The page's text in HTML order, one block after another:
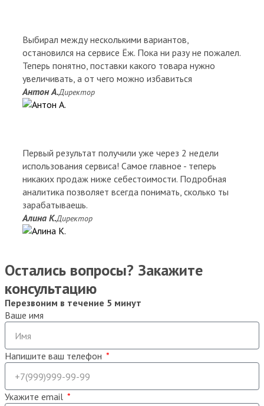
Выбирал между несколькими вариантов,
остановился на сервисе Ёж. Пока ни разу не пожалел.
Теперь понятно, поставки какого товара нужно
увеличивать, а от чего можно избавиться
Антон А.Директор
Первый результат получили уже через 2 недели
использования сервиса! Самое главное - теперь
никаких продаж ниже себестоимости. Подробная
аналитика позволяет всегда понимать, сколько ты
зарабатываешь.
Алина К.Директор
Остались вопросы? Закажите
консультацию
Перезвоним в течение 5 минут
Ваше имя
Напишите ваш телефон
Укажите email